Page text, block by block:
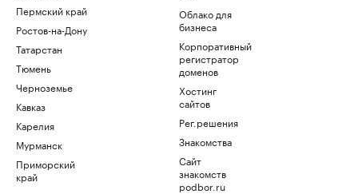
Пермский край
Ростов-на-Дону
Татарстан
Тюмень
Черноземье
Кавказ
Карелия
Мурманск
Приморский
край
Облако для
бизнеса
Корпоративный
регистратор
доменов
Хостинг
сайтов
Рег.решения
Знакомства
Сайт
знакомств
podbor.ru